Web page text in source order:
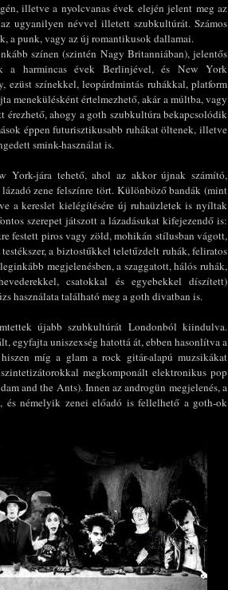
illetve a nyolcvanas évek elején jelent meg az
ugyanilyen névvel illetett szubkultúrát. Számos
a punk, vagy az új romantikusok dallamai.
színen (szintén Nagy Britanniában), jelentős
a harmincas évek Berlinjével, és New York
ezüst színekkel, leopárdmintás ruhákkal, platform
menekülésként értelmezhető, akár a múltba, vagy
ahogy a goth szubkultúra bekapcsolódik
éppen futurisztikusabb ruhákat öltenek, illetve
smink-használat is.
York-jára tehető, ahol az akkor újnak számító,
zene felszínre tört. Különböző bandák (mint
a kereslet kielégítésére új ruhaüzletek is nyíltak
szerepet játszott a lázadásukat kifejezendő is:
festett piros vagy zöld, mohikán stílusban vágott,
a biztostűkkel teletűzdelt ruhák, feliratos
megjelenésben, a szaggatott, hálós ruhák,
csatokkal és egyebekkel díszített)
használata található meg a goth divatban is.
újabb szubkultúrát Londonból kiindulva.
egyfajta uniszexség hatottá át, ebben hasonlítva a
míg a glam a rock gitár-alapú muzsikákat
megkomponált elektronikus pop
and the Ants). Innen az androgün megjelenés, a
és némelyik zenei előadó is fellelhető a goth-ok